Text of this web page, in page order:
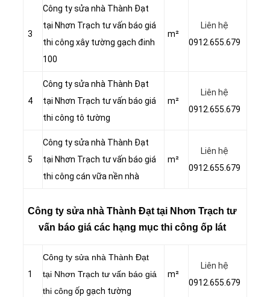
3
Công ty sửa nhà Thành Đạt
tại Nhơn Trạch tư vấn báo giá
thi công xây tường gạch đinh
100
m²
Liên hệ
0912.655.679
4
Công ty sửa nhà Thành Đạt
tại Nhơn Trạch tư vấn báo giá
thi công tô tường
m²
Liên hệ
0912.655.679
5
Công ty sửa nhà Thành Đạt
tại Nhơn Trạch tư vấn báo giá
thi công cán vữa nền nhà
m²
Liên hệ
0912.655.679
Công ty sửa nhà Thành Đạt tại Nhơn Trạch tư
vấn báo giá các hạng mục thi công ốp lát
1
Công ty sửa nhà Thành Đạt
tại Nhơn Trạch tư vấn báo giá
thi công ốp gạch tường
m²
Liên hệ
0912.655.679